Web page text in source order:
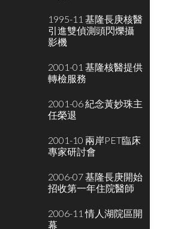
1995-11 基隆長庚核醫
引進雙偵測頭閃爍攝
影機
2001-01 基隆核醫提供
轉檢服務
2001-06 紀念黃妙珠主
任榮退
2001-10 兩岸PET臨床
專家研討會
2006-07 基隆長庚開始
招收第一年住院醫師
2006-11 情人湖院區開
幕